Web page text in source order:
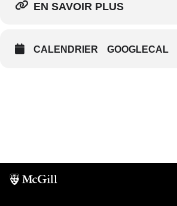
EN SAVOIR PLUS
CALENDRIER GOOGLECAL